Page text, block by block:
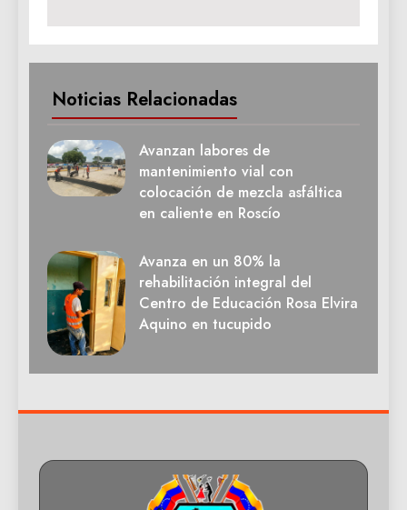
Noticias Relacionadas
Avanzan labores de
mantenimiento vial con
colocación de mezcla asfáltica
en caliente en Roscío
Avanza en un 80% la
rehabilitación integral del
Centro de Educación Rosa Elvira
Aquino en tucupido